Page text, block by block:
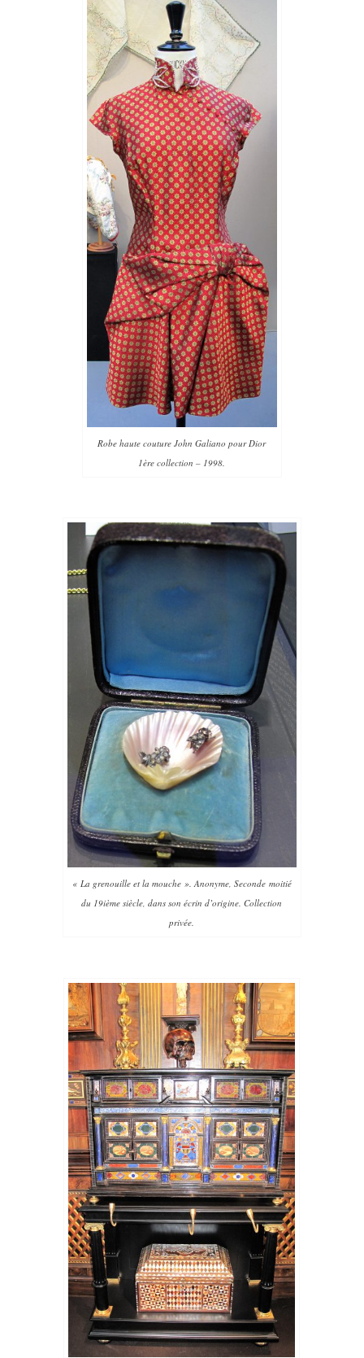
Robe haute couture John Galiano pour Dior
1ère collection – 1998.
« La grenouille et la mouche ». Anonyme, Seconde moitié
du 19ième siècle, dans son écrin d’origine. Collection
privée.